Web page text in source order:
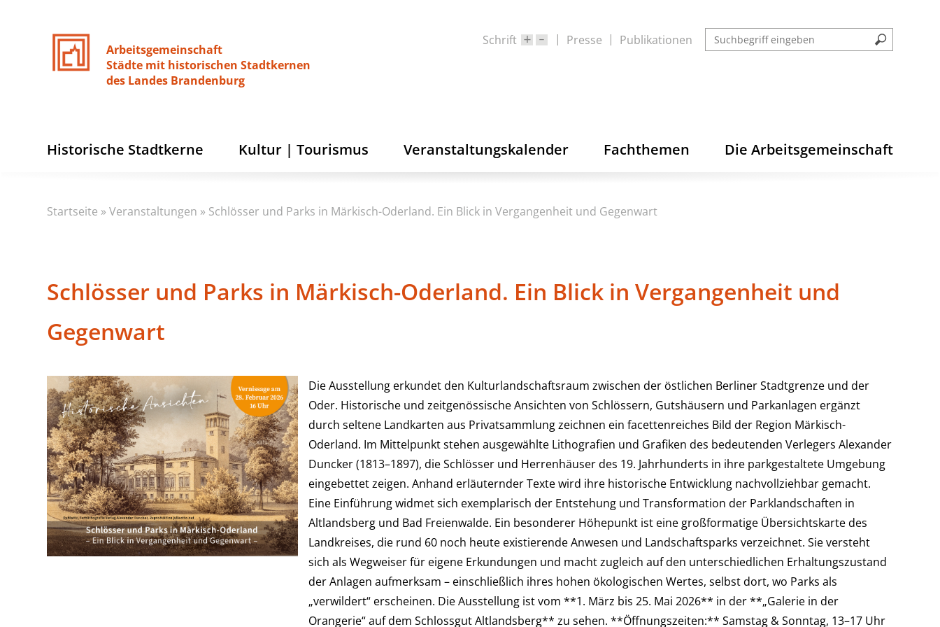
Arbeitsgemeinschaft
Städte mit historischen Stadtkernen
des Landes Brandenburg
Schrift Presse Publikationen
Historische Stadtkerne Kultur | Tourismus Veranstaltungskalender Fachthemen Die Arbeitsgemeinschaft
Startseite »Veranstaltungen » Schlösser und Parks in Märkisch-Oderland. Ein Blick in Vergangenheit und Gegenwart
Schlösser und Parks in Märkisch-Oderland. Ein Blick in Vergangenheit und
Gegenwart
Die Ausstellung erkundet den Kulturlandschaftsraum zwischen der östlichen Berliner Stadtgrenze und der
Oder. Historische und zeitgenössische Ansichten von Schlössern, Gutshäusern und Parkanlagen ergänzt
durch seltene Landkarten aus Privatsammlung zeichnen ein facettenreiches Bild der Region Märkisch-
Oderland. Im Mittelpunkt stehen ausgewählte Lithografien und Grafiken des bedeutenden Verlegers Alexander
Duncker (1813–1897), die Schlösser und Herrenhäuser des 19. Jahrhunderts in ihre parkgestaltete Umgebung
eingebettet zeigen. Anhand erläuternder Texte wird ihre historische Entwicklung nachvollziehbar gemacht.
Eine Einführung widmet sich exemplarisch der Entstehung und Transformation der Parklandschaften in
Altlandsberg und Bad Freienwalde. Ein besonderer Höhepunkt ist eine großformatige Übersichtskarte des
Landkreises, die rund 60 noch heute existierende Anwesen und Landschaftsparks verzeichnet. Sie versteht
sich als Wegweiser für eigene Erkundungen und macht zugleich auf den unterschiedlichen Erhaltungszustand
der Anlagen aufmerksam – einschließlich ihres hohen ökologischen Wertes, selbst dort, wo Parks als
„verwildert“ erscheinen. Die Ausstellung ist vom **1. März bis 25. Mai 2026** in der **„Galerie in der
Orangerie“ auf dem Schlossgut Altlandsberg** zu sehen. **Öffnungszeiten:** Samstag & Sonntag, 13–17 Uhr